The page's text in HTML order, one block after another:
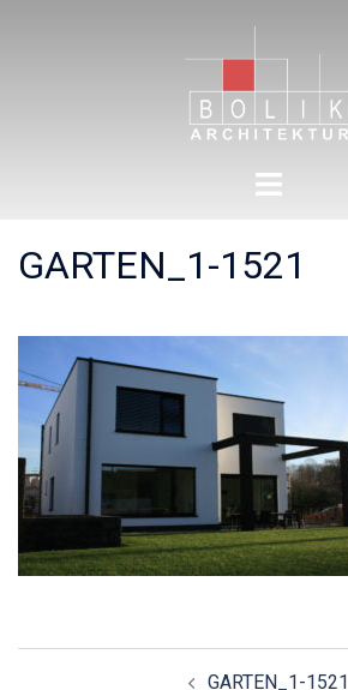
Menü
GARTEN_1-1521
GARTEN_1-1521